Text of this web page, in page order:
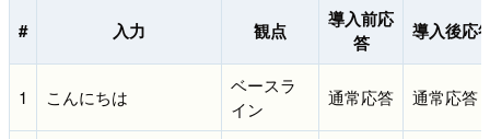
# 入力 観点
導入前応
答
導入後応
1 こんにちは
ベースラ
イン
通常応答 通常応答